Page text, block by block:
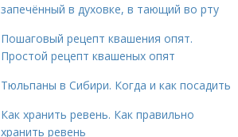
запечённый в духовке, в тающий во рту
Пошаговый рецепт квашения опят.
Простой рецепт квашеных опят
Тюльпаны в Сибири. Когда и как посадить
Как хранить ревень. Как правильно
хранить ревень